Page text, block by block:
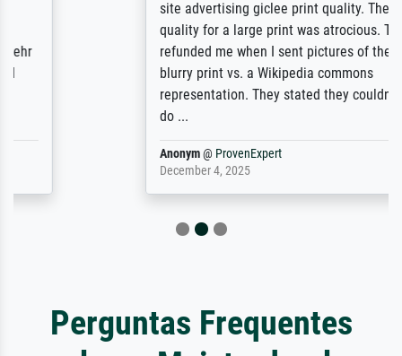
site advertising giclee print quality. The
quality for a large print was atrocious. They
refunded me when I sent pictures of the
blurry print vs. a Wikipedia commons
representation. They stated they couldn't
ProvenExpert
December 4, 2025
Perguntas Frequentes